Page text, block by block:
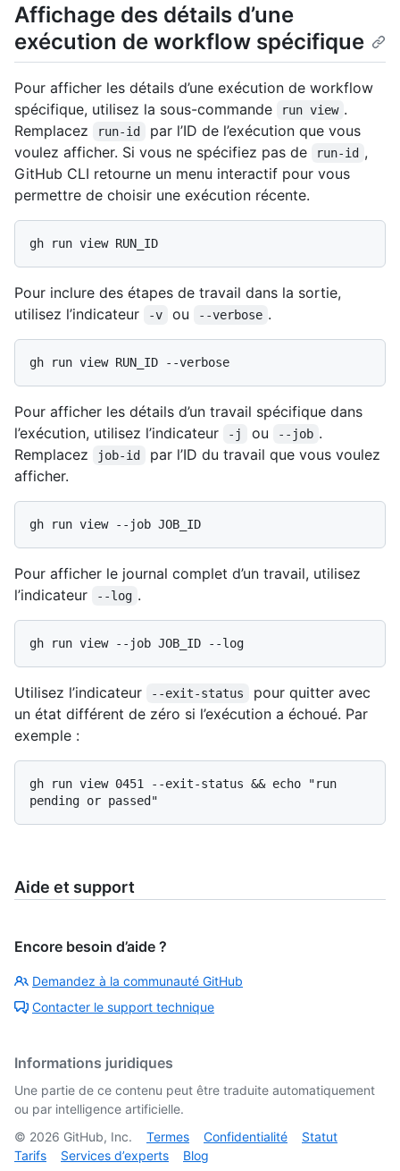
Affichage des détails d’une
exécution de workflow spécifique
Pour afficher les détails d’une exécution de workflow
spécifique, utilisez la sous-commande
run view .
Remplacez
run-id
par l’ID de l’exécution que vous
voulez afficher. Si vous ne spécifiez pas de
run-id ,
GitHub CLI retourne un menu interactif pour vous
permettre de choisir une exécution récente.
Pour inclure des étapes de travail dans la sortie,
utilisez l’indicateur
-v ou --verbose .
Pour afficher les détails d’un travail spécifique dans
l’exécution, utilisez l’indicateur
-j ou --job .
Remplacez
job-id
par l’ID du travail que vous voulez
afficher.
Pour afficher le journal complet d’un travail, utilisez
l’indicateur
--log .
Utilisez l’indicateur --exit-status
pour quitter avec
un état différent de zéro si l’exécution a échoué. Par
exemple :
gh run view 0451 --exit-status && echo "run
Aide et support
Encore besoin d’aide ?
Demandez à la communauté GitHub
Contacter le support technique
Informations juridiques
Une partie de ce contenu peut être traduite automatiquement
ou par intelligence artificielle.
© 2026 GitHub, Inc. Termes Confidentialité
Statut
Tarifs
Services d’experts Blog